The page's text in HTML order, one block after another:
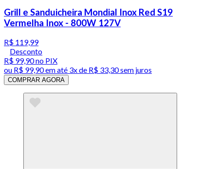
Grill e Sanduicheira Mondial Inox Red S19
Vermelha Inox - 800W 127V
R$ 119,99
Desconto
R$ 99,90no PIX
ou R$ 99,90em até 3x de R$ 33,30 sem juros
COMPRAR AGORA